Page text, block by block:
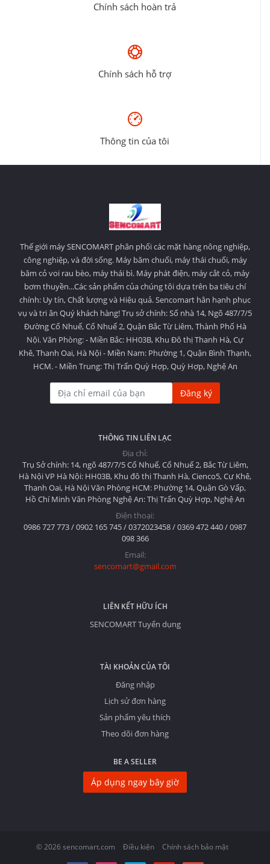
Chính sách hoàn trả
Chính sách hỗ trợ
Thông tin của tôi
Thế giới máy SENCOMART phân phối các mặt hàng nông nghiệp,
công nghiệp, và đời sống. Máy băm chuối, máy thái chuối, máy
băm cỏ voi rau bèo, máy thái bì. Máy phát điện, máy cắt cỏ, máy
bơm thuyền...Các sản phẩm của chúng tôi dựa trên ba tiêu chí
chính: Uy tín, Chất lượng và Hiệu quả. Sencomart hân hạnh phục
vụ và tri ân Quý khách hàng! Trụ sở chính: Số nhà 14, Ngõ 487/7/5
Đường Cổ Nhuế, Cổ Nhuế 2, Quận Bắc Từ Liêm, Thành Phố Hà
Nội. Văn Phòng: - Miền Bắc: HH03B, Khu Đô thị Thanh Hà, Cự
Khê, Thanh Oai, Hà Nội - Miền Nam: Phường 1, Quận Bình Thạnh,
HCM. - Miền Trung: Thị Trấn Quỳ Hợp, Quỳ Hợp, Nghệ An
Đăng ký
THÔNG TIN LIÊN LẠC
Địa chỉ:
Trụ Sở chính: 14, ngõ 487/7/5 Cổ Nhuế, Cổ Nhuế 2, Bắc Từ Liêm,
Hà Nội VP Hà Nội: HH03B, Khu đô thị Thanh Hà, Cienco5, Cự Khê,
Thanh Oai, Hà Nội Văn Phòng HCM: Phường 14, Quận Gò Vấp,
Hồ Chí Minh Văn Phòng Nghệ An: Thị Trấn Quỳ Hợp, Nghệ An
Điện thoại:
0986 727 773 / 0902 165 745 / 0372023458 / 0369 472 440 / 0987
098 366
Email:
sencomart@gmail.com
LIÊN KẾT HỮU ÍCH
SENCOMART Tuyển dụng
TÀI KHOẢN CỦA TÔI
Đăng nhập
Lịch sử đơn hàng
Sản phẩm yêu thích
Theo dõi đơn hàng
BE A SELLER
Áp dụng ngay bây giờ
© 2026 sencomart.com Điều kiện Chính sách bảo mật